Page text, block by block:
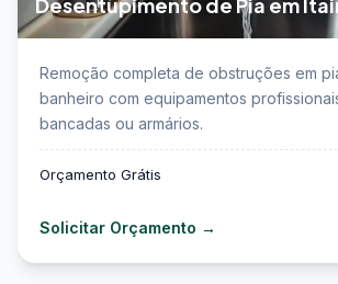
Paulista →
Remoção completa de obstruções em
banheiro com equipamentos
bancadas ou armários.
Orçamento Grátis
Solicitar Orçamento →